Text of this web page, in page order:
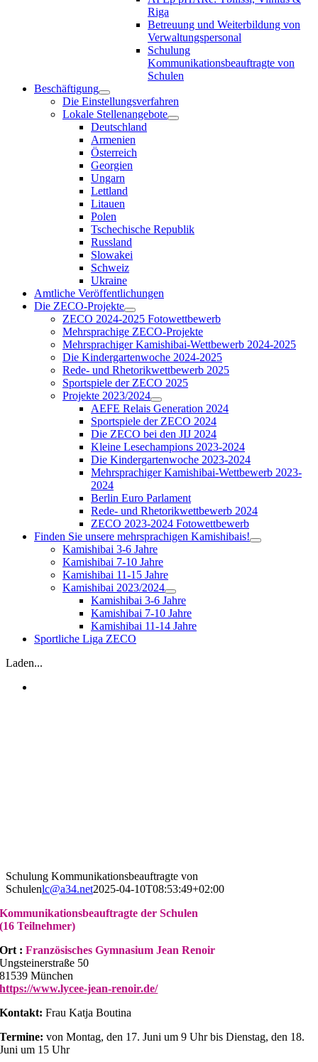
Riga
Betreuung und Weiterbildung von
Verwaltungspersonal
Schulung
Kommunikationsbeauftragte von
Schulen
Beschäftigung
Die Einstellungsverfahren
Lokale Stellenangebote
Deutschland
Armenien
Österreich
Georgien
Ungarn
Lettland
Litauen
Polen
Tschechische Republik
Russland
Slowakei
Schweiz
Ukraine
Amtliche Veröffentlichungen
Die ZECO-Projekte
ZECO 2024-2025 Fotowettbewerb
Mehrsprachige ZECO-Projekte
Mehrsprachiger Kamishibai-Wettbewerb 2024-2025
Die Kindergartenwoche 2024-2025
Rede- und Rhetorikwettbewerb 2025
Sportspiele der ZECO 2025
Projekte 2023/2024
AEFE Relais Generation 2024
Sportspiele der ZECO 2024
Die ZECO bei den JIJ 2024
Kleine Lesechampions 2023-2024
Die Kindergartenwoche 2023-2024
Mehrsprachiger Kamishibai-Wettbewerb 2023-
2024
Berlin Euro Parlament
Rede- und Rhetorikwettbewerb 2024
ZECO 2023-2024 Fotowettbewerb
Finden Sie unsere mehrsprachigen Kamishibais!
Kamishibai 3-6 Jahre
Kamishibai 7-10 Jahre
Kamishibai 11-15 Jahre
Kamishibai 2023/2024
Kamishibai 3-6 Jahre
Kamishibai 7-10 Jahre
Kamishibai 11-14 Jahre
Sportliche Liga ZECO
Laden...
Schulung Kommunikationsbeauftragte von
Schulenlc@a34.net2025-04-10T08:53:49+02:00
Kommunikationsbeauftragte der Schulen
(16Teilnehmer)
Ort :Französisches Gymnasium Jean Renoir
Ungsteinerstraße 50
81539 München
https://www.lycee-jean-renoir.de/
Kontakt: Frau Katja Boutina
Termine:von Montag, den 17. Juni um 9 Uhr bis Dienstag, den 18.
Juni um 15 Uhr